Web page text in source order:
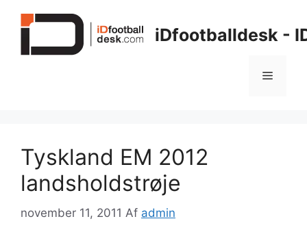
iDfootballdesk -
Menu
Tyskland EM 2012
landsholdstrøje
november 11, 2011 Af admin